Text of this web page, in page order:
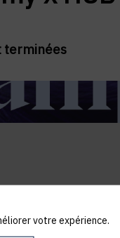
terminées
votre expérience.